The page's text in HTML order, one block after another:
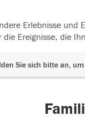
Erlebnisse und
die Ereignisse, die
Sie sich bitte an,